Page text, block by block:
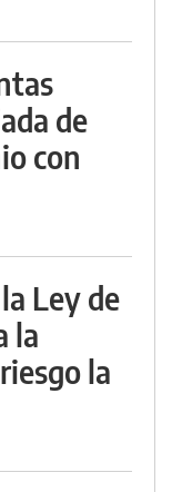
de
con
Ley de
la
la